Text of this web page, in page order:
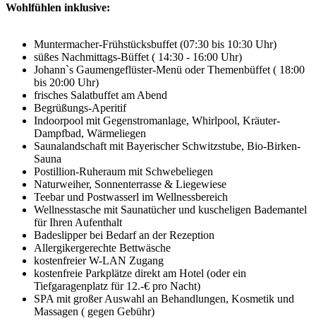
Wohlfühlen inklusive:
Muntermacher-Frühstücksbuffet (07:30 bis 10:30 Uhr)
süßes Nachmittags-Büffet ( 14:30 - 16:00 Uhr)
Johann`s Gaumengeflüster-Menü oder Themenbüffet ( 18:00
bis 20:00 Uhr)
frisches Salatbuffet am Abend
Begrüßungs-Aperitif
Indoorpool mit Gegenstromanlage, Whirlpool, Kräuter-
Dampfbad, Wärmeliegen
Saunalandschaft mit Bayerischer Schwitzstube, Bio-Birken-
Sauna
Postillion-Ruheraum mit Schwebeliegen
Naturweiher, Sonnenterrasse & Liegewiese
Teebar und Postwasserl im Wellnessbereich
Wellnesstasche mit Saunatücher und kuscheligen Bademantel
für Ihren Aufenthalt
Badeslipper bei Bedarf an der Rezeption
Allergikergerechte Bettwäsche
kostenfreier W-LAN Zugang
kostenfreie Parkplätze direkt am Hotel (oder ein
Tiefgaragenplatz für 12.-€ pro Nacht)
SPA mit großer Auswahl an Behandlungen, Kosmetik und
Massagen ( gegen Gebühr)